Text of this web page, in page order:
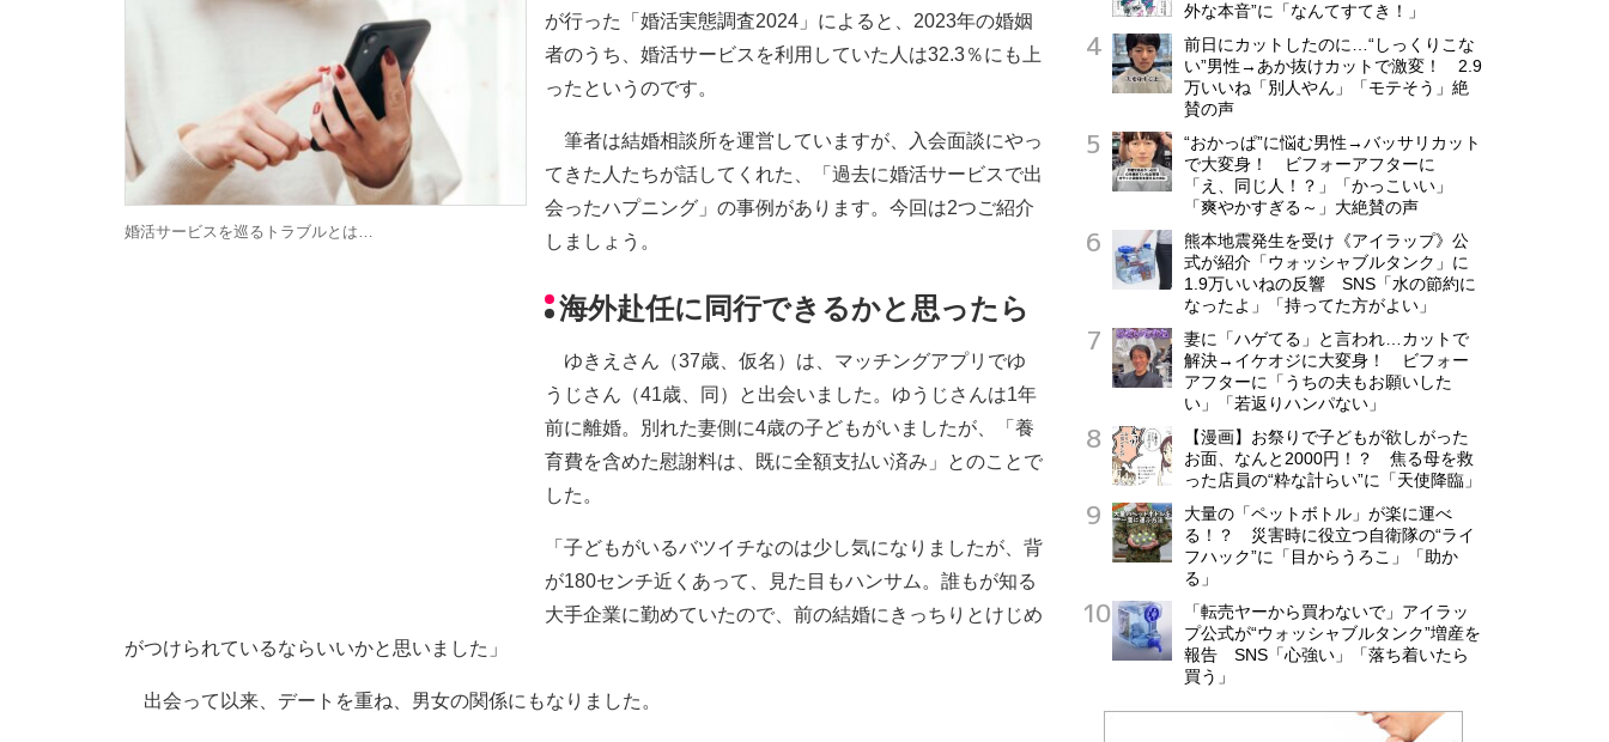
婚活サービスを巡るトラブルとは…
が行った「婚活実態調査2024」によると、2023年の婚姻
者のうち、婚活サービスを利用していた人は32.3％にも上
ったというのです。
筆者は結婚相談所を運営していますが、入会面談にやっ
てきた人たちが話してくれた、「過去に婚活サービスで出
会ったハプニング」の事例があります。今回は2つご紹介
しましょう。
海外赴任に同行できるかと思ったら
ゆきえさん（37歳、仮名）は、マッチングアプリでゆ
うじさん（41歳、同）と出会いました。ゆうじさんは1年
前に離婚。別れた妻側に4歳の子どもがいましたが、「養
育費を含めた慰謝料は、既に全額支払い済み」とのことで
した。
「子どもがいるバツイチなのは少し気になりましたが、背
が180センチ近くあって、見た目もハンサム。誰もが知る
大手企業に勤めていたので、前の結婚にきっちりとけじめ
がつけられているならいいかと思いました」
出会って以来、デートを重ね、男女の関係にもなりました。
外な本音”に「なんてすてき！」
前日にカットしたのに…“しっくりこな
い”男性→あか抜けカットで激変！ 2.9
万いいね「別人やん」「モテそう」絶
賛の声
“おかっぱ”に悩む男性→バッサリカット
で大変身！ ビフォーアフターに
「え、同じ人！？」「かっこいい」
「爽やかすぎる～」大絶賛の声
熊本地震発生を受け《アイラップ》公
式が紹介「ウォッシャブルタンク」に
1.9万いいねの反響 SNS「水の節約に
なったよ」「持ってた方がよい」
妻に「ハゲてる」と言われ…カットで
解決→イケオジに大変身！ ビフォー
アフターに「うちの夫もお願いした
い」「若返りハンパない」
【漫画】お祭りで子どもが欲しがった
お面、なんと2000円！？ 焦る母を救
った店員の“粋な計らい”に「天使降臨」
大量の「ペットボトル」が楽に運べ
る！？ 災害時に役立つ自衛隊の“ライ
フハック”に「目からうろこ」「助か
る」
「転売ヤーから買わないで」アイラッ
プ公式が“ウォッシャブルタンク”増産を
報告 SNS「心強い」「落ち着いたら
買う」